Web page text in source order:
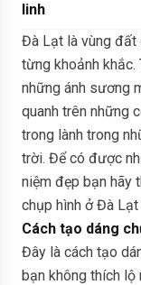
linh
Đà Lạt là vùng đất
từng khoảnh
những ánh sương
quanh trên những
trong lành trong
trời. Để có được
niệm đẹp bạn hãy
chụp hình ở Đà
Cách tạo dáng
Đây là cách tạo
bạn không thích lộ